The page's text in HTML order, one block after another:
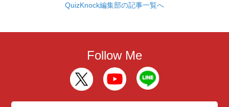
QuizKnock編集部の記事一覧へ
Follow Me